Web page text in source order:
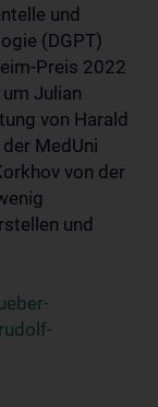
und
(DGPT)
Preis 2022
Julian
von Harald
der MedUni
von der
und